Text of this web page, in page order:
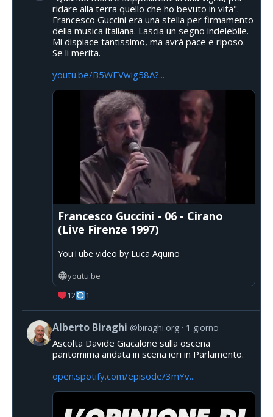
ridare alla terra quello che ho bevuto in vita".
Francesco Guccini era una stella per firmamento
della musica italiana. Lascia un segno indelebile.
Mi dispiace tantissimo, ma avrà pace e riposo.
Se li merita.
youtu.be/B5WEVwig58A?...
Francesco Guccini - 06 - Cirano
(Live Firenze 1997)
YouTube video by Luca Aquino
youtu.be
12
1
Alberto Biraghi @biraghi.org 1 giorno
Ascolta Davide Giacalone sulla oscena
pantomima andata in scena ieri in Parlamento.
open.spotify.com/episode/3mYv...